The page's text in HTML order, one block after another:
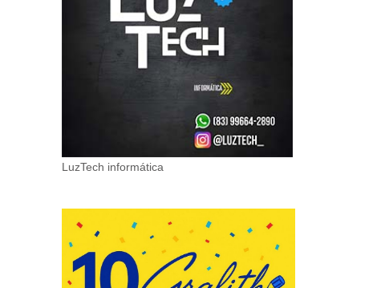
LuzTech informática